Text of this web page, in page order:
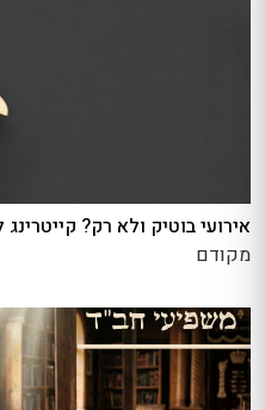
אירועי בוטיק ולא רק?
מקודם